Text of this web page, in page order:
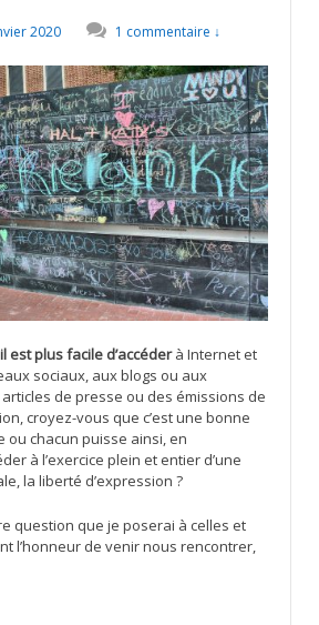
2020 1 commentaire ↓
est plus facile d’accéderà Internet et
sociaux, aux blogs ou aux
de presse ou des émissions de
croyez-vous que c’est une bonne
ou chacun puisse ainsi, en
à l’exercice plein et entier d’une
la liberté d’expression ?
question que je poserai à celles et
l’honneur de venir nous rencontrer,